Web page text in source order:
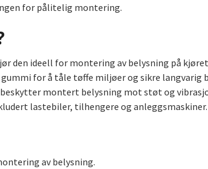
for pålitelig montering.
den ideell for montering av belysning på
for å tåle tøffe miljøer og sikre langvarig
montert belysning mot støt og
lastebiler, tilhengere og anleggsmaskiner.
av belysning.